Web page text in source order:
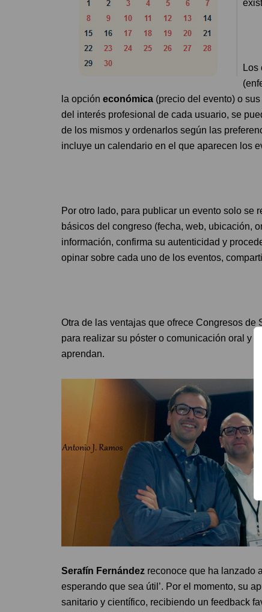
Los
la opción económica (precio del evento) o sus
del interés profesional de cada usuario, se
de los mismos y ordenarlos según las
incluye un calendario en el que aparecen los
Por otro lado, para publicar un evento solo se
básicos del congreso (fecha, web, ubicación,
información, confirma su autenticidad y
opinar sobre cada uno de los eventos,
Otra de las ventajas que ofrece Congresos
para realizar su póster o comunicación oral y
aprendan.
Serafín Fernández reconoce que ha lanzado
esperando que sea útil’. Por el momento, su
sanitario y científico, recibiendo un feedback